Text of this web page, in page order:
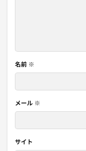
名前 ※
メール ※
サイト